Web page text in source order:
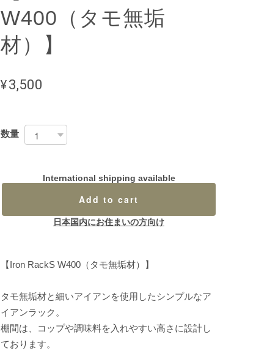
W400（タモ無垢
材）】
¥3,500
数量
International shipping available
Add to cart
日本国内にお住まいの方向け
【Iron RackS W400（タモ無垢材）】
タモ無垢材と細いアイアンを使用したシンプルなア
イアンラック。
棚間は、コップや調味料を入れやすい高さに設計し
ております。